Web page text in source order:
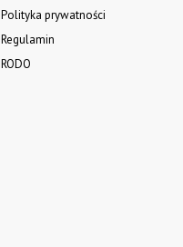
Polityka prywatności
Regulamin
RODO